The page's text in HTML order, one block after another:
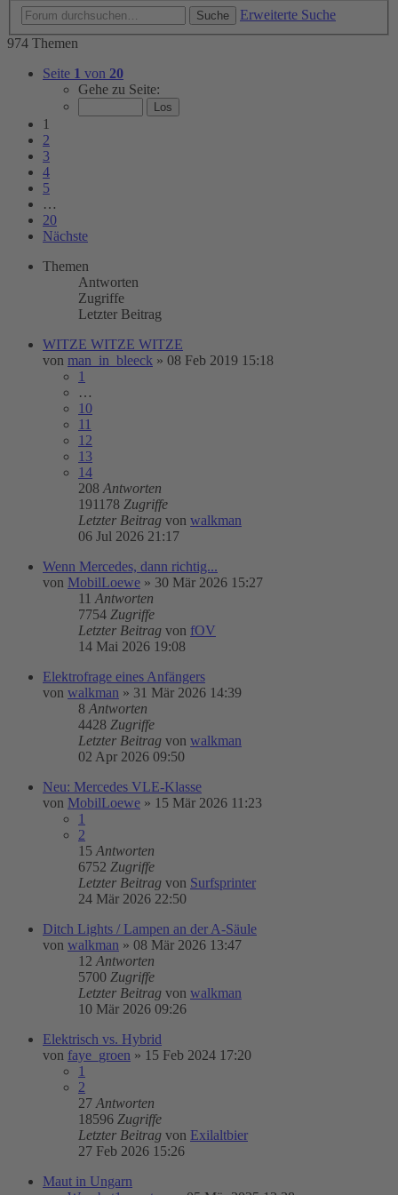
Suche
Erweiterte Suche
974 Themen
Seite 1 von 20
Gehe zu Seite:
1
2
3
4
5
…
20
Nächste
Themen
Antworten
Zugriffe
Letzter Beitrag
WITZE WITZE WITZE
von man_in_bleeck » 08 Feb 2019 15:18
1
…
10
11
12
13
14
208 Antworten
191178 Zugriffe
Letzter Beitrag von walkman
06 Jul 2026 21:17
Wenn Mercedes, dann richtig...
von MobilLoewe » 30 Mär 2026 15:27
11 Antworten
7754 Zugriffe
Letzter Beitrag von fOV
14 Mai 2026 19:08
Elektrofrage eines Anfängers
von walkman » 31 Mär 2026 14:39
8 Antworten
4428 Zugriffe
Letzter Beitrag von walkman
02 Apr 2026 09:50
Neu: Mercedes VLE-Klasse
von MobilLoewe » 15 Mär 2026 11:23
1
2
15 Antworten
6752 Zugriffe
Letzter Beitrag von Surfsprinter
24 Mär 2026 22:50
Ditch Lights / Lampen an der A-Säule
von walkman » 08 Mär 2026 13:47
12 Antworten
5700 Zugriffe
Letzter Beitrag von walkman
10 Mär 2026 09:26
Elektrisch vs. Hybrid
von faye_groen » 15 Feb 2024 17:20
1
2
27 Antworten
18596 Zugriffe
Letzter Beitrag von Exilaltbier
27 Feb 2026 15:26
Maut in Ungarn